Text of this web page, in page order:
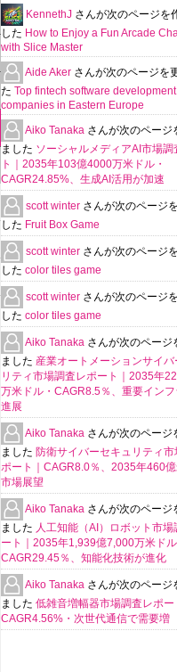
KennethJ さんが次のページを
した How to Enjoy a Fun Arcade
with Slice Master
Aide Aker さんが次のページを
た Top fintech software development
companies in Eastern Europe
Aiko Tanaka さんが次のページ
ました ソーシャルメディアAI市場調
ト｜2035年103億4000万米ドル・
CAGR24.85%、生成AI活用が加速
scott winter さんが次のページ
した Fruit Box Game
scott winter さんが次のページ
した color tiles game
scott winter さんが次のページ
した color tiles game
Aiko Tanaka さんが次のページ
ました 産業オートメーションサイ
リティ市場調査レポート｜2035年
万米ドル・CAGR8.5％、重要イン
進展
Aiko Tanaka さんが次のページ
ました 防衛サイバーセキュリティ
ポート｜CAGR8.0％、2035年460
市場展望
Aiko Tanaka さんが次のページ
ました 人工知能（AI）ロボット市場
ート｜2035年1,939億7,000万米ド
CAGR29.45％、知能化技術が進化
Aiko Tanaka さんが次のページ
ました 低雑音増幅器市場調査レポー
CAGR4.56%・次世代通信で需要増